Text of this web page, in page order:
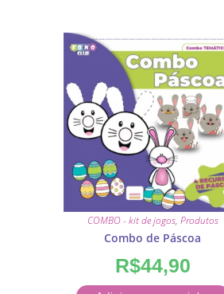
COMBO - kit de jogos, Produtos
Combo de Páscoa
R$44,90